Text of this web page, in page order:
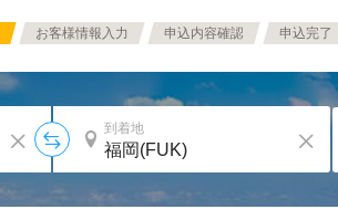
お客様情報入力 申込内容確認 申込完了
到着地